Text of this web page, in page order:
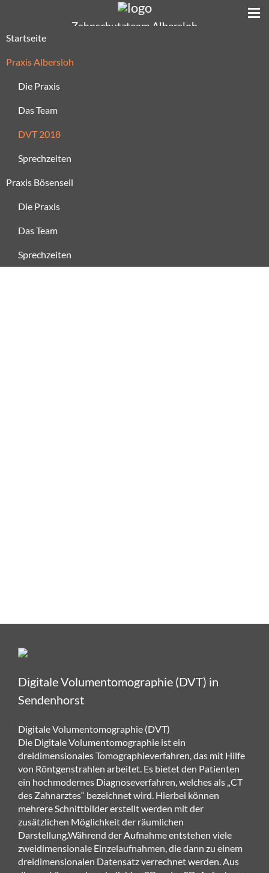
Zahnschutzteam Albersloh
Startseite
Praxis Albersloh
Die Praxis
Das Team
DVT 2018
Sprechzeiten
Praxis Bösensell
Die Praxis
Das Team
Sprechzeiten
Digitale Volumentomographie (DVT) in
Sendenhorst
Digitale Volumentomographie (DVT)
Die Digitale Volumentomographie ist ein
dreidimensionales Tomographieverfahren, das mit Hilfe
von Röntgenstrahlen arbeitet. Es bietet den Patienten
ein hochmodernes Diagnoseverfahren, welches als „CT
des Zahnarztes“ bezeichnet wird. Hierbei können
mehrere Schnittbilder erstellt werden mit der
zusätzlichen Möglichkeit der räumlichen
Darstellung.Während der Aufnahme entstehen viele
zweidimensionale Einzelaufnahmen, die dann zu einem
dreidimensionalen Datensatz verrechnet werden. Aus